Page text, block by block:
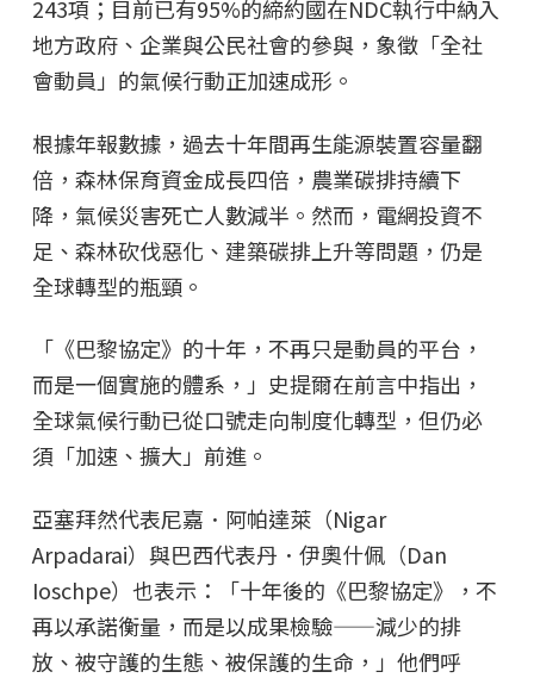
243項；目前已有95%的締約國在NDC執行中納入
地方政府、企業與公民社會的參與，象徵「全社
會動員」的氣候行動正加速成形。
根據年報數據，過去十年間再生能源裝置容量翻
倍，森林保育資金成長四倍，農業碳排持續下
降，氣候災害死亡人數減半。然而，電網投資不
足、森林砍伐惡化、建築碳排上升等問題，仍是
全球轉型的瓶頸。
「《巴黎協定》的十年，不再只是動員的平台，
而是一個實施的體系，」史提爾在前言中指出，
全球氣候行動已從口號走向制度化轉型，但仍必
須「加速、擴大」前進。
亞塞拜然代表尼嘉．阿帕達萊（Nigar
Arpadarai）與巴西代表丹．伊奧什佩（Dan
Ioschpe）也表示：「十年後的《巴黎協定》，不
再以承諾衡量，而是以成果檢驗——減少的排
放、被守護的生態、被保護的生命，」他們呼